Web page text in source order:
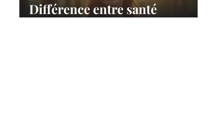
Différence entre santé
mentale et maladie mentale